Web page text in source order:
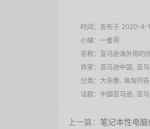
时间：发布于 2020-4-
小编：一羞哥
名称： 亚马逊海外购的
商家： 亚马逊中国
亚
分类： 大杂惠 海淘问答
话题： 中国亚马逊 亚
上一篇： 笔记本性电